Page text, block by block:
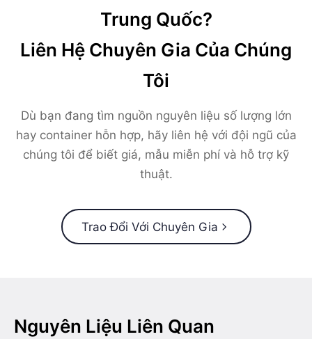
Trung Quốc?
Liên Hệ Chuyên Gia Của Chúng
Tôi
Dù bạn đang tìm nguồn nguyên liệu số lượng lớn
hay container hỗn hợp, hãy liên hệ với đội ngũ của
chúng tôi để biết giá, mẫu miễn phí và hỗ trợ kỹ
thuật.
Trao Đổi Với Chuyên Gia
Nguyên Liệu Liên Quan